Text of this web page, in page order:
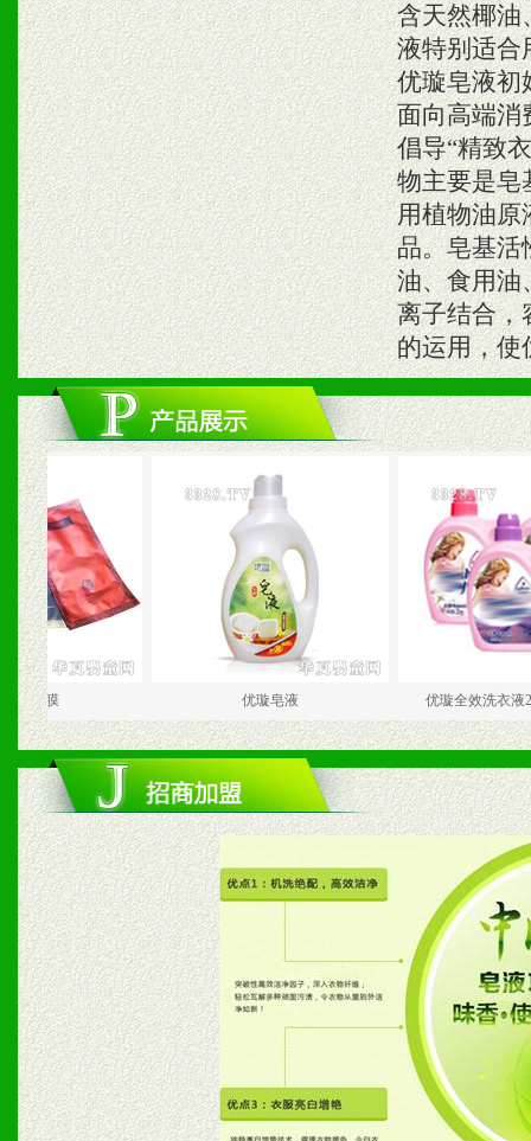
含天然椰油
液特别适合
优璇皂液初
面向高端消
倡导“精致
物主要是皂
用植物油原
品。皂基活
油、食用油
离子结合，
的运用，使
优璇全效洗衣液2.5kg+柔